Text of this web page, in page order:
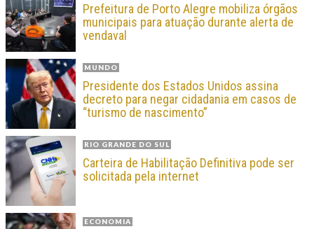
Prefeitura de Porto Alegre mobiliza órgãos
municipais para atuação durante alerta de
vendaval
MUNDO
Presidente dos Estados Unidos assina
decreto para negar cidadania em casos de
“turismo de nascimento”
RIO GRANDE DO SUL
Carteira de Habilitação Definitiva pode ser
solicitada pela internet
ECONOMIA